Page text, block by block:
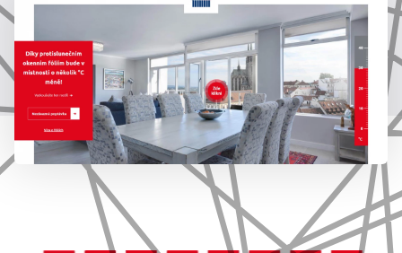
777 353 464